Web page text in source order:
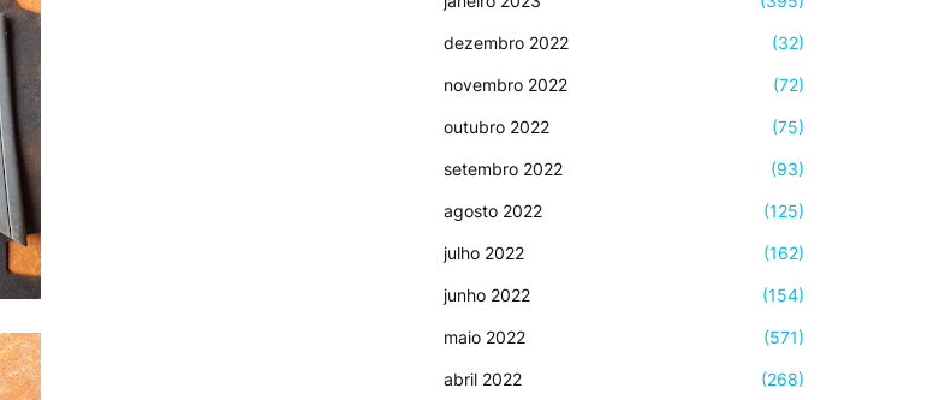
dezembro 2022 (32)
novembro 2022 (72)
outubro 2022 (75)
setembro 2022 (93)
agosto 2022 (125)
julho 2022 (162)
junho 2022 (154)
maio 2022 (571)
abril 2022 (268)